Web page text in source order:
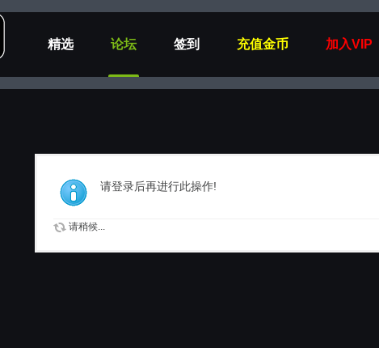
精选 论坛 签到 充值金币 加入VIP
请登录后再进行此操作!
请稍候...